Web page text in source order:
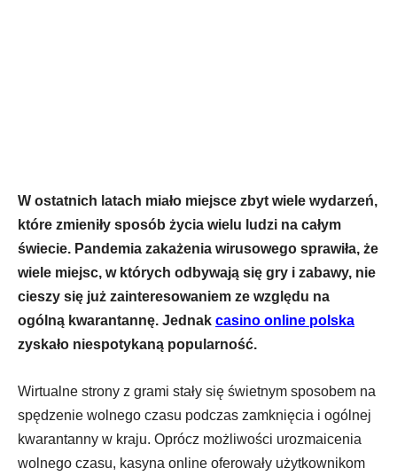
W ostatnich latach miało miejsce zbyt wiele wydarzeń,
które zmieniły sposób życia wielu ludzi na całym
świecie. Pandemia zakażenia wirusowego sprawiła, że
wiele miejsc, w których odbywają się gry i zabawy, nie
cieszy się już zainteresowaniem ze względu na
ogólną kwarantannę. Jednak casino online polska
zyskało niespotykaną popularność.
Wirtualne strony z grami stały się świetnym sposobem na
spędzenie wolnego czasu podczas zamknięcia i ogólnej
kwarantanny w kraju. Oprócz możliwości urozmaicenia
wolnego czasu, kasyna online oferowały użytkownikom